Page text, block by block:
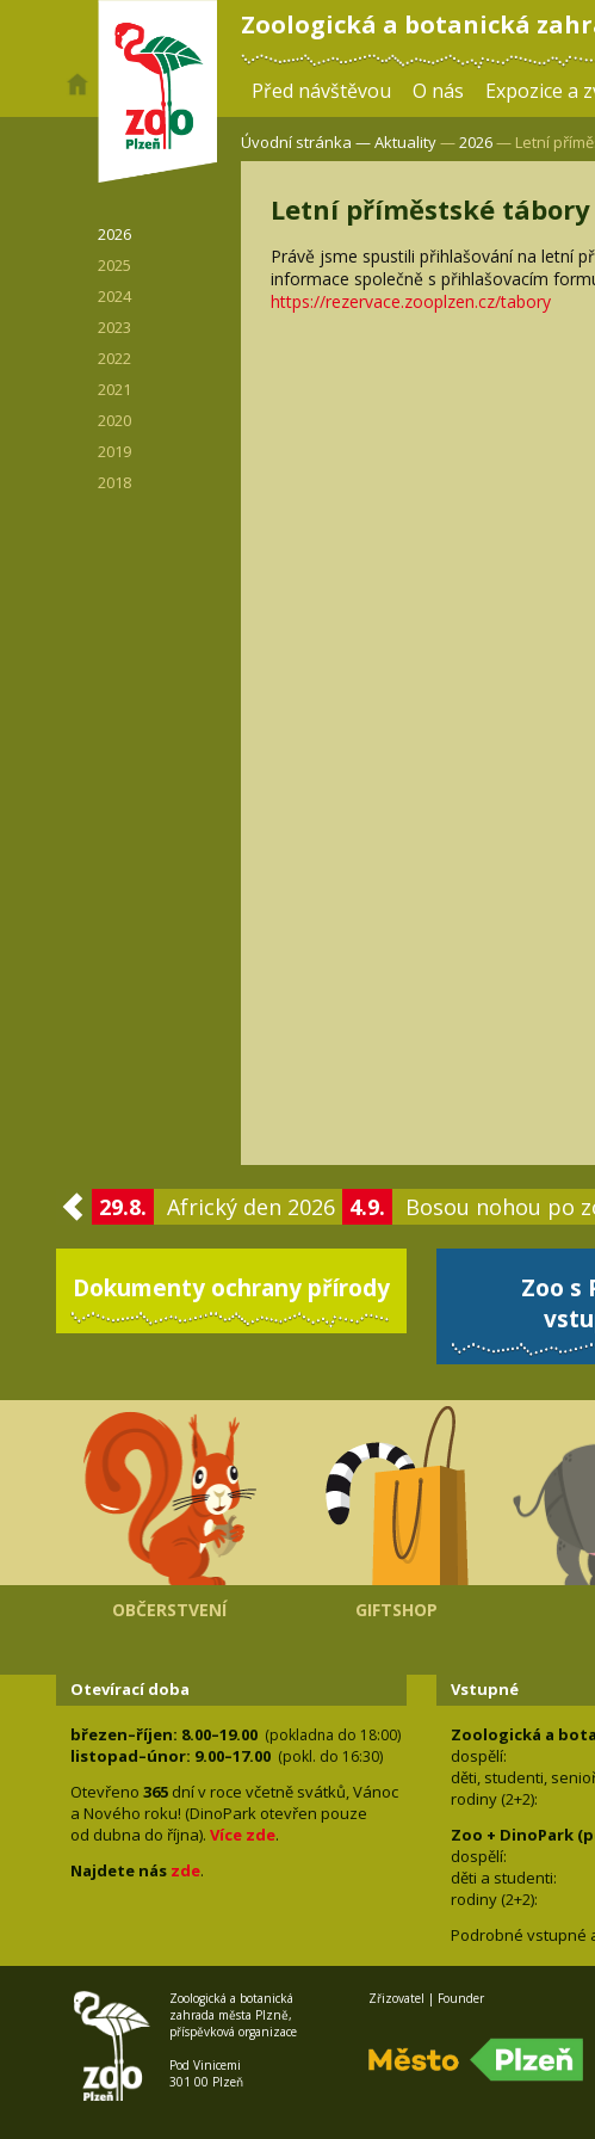
Zoologická a botanická
Před návštěvou O nás Expozice a
2026
2025
2024
2023
2022
2021
2020
2019
2018
Úvodní stránka —Aktuality—2026— Letní
Letní příměstské tábory
Právě jsme spustili přihlašování na letní
informace společně s přihlašovacím
https://rezervace.zooplzen.cz/tabory
29.8. Africký den 2026 4.9. Bosou nohou po
Dokumenty ochrany přírody
Zoo s
OBČERSTVENÍ GIFTSHOP
Otevírací doba
březen–říjen: 8.00–19.00 (pokladna do 18:00)
listopad–únor: 9.00–17.00 (pokl. do 16:30)
Otevřeno 365 dní v roce včetně svátků, Vánoc
a Nového roku! (DinoPark otevřen pouze
od dubna do října). Více zde.
Najdete nás zde.
Vstupné
Zoologická a
dospělí:
děti, studenti,
rodiny
Zoo + DinoPark
dospělí:
děti a
rodiny (2+2):
Podrobné vstupné
Zoologická a botanická
zahrada města Plzně,
příspěvková organizace
Pod Vinicemi
301 00 Plzeň
Zřizovatel | Founder